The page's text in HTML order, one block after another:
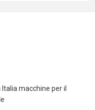
macchine per il